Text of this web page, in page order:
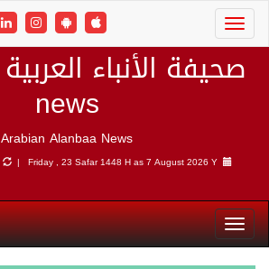
news
Arabian Alanbaa News
Friday , 23 Safar 1448 H as7 August 2026 Y |